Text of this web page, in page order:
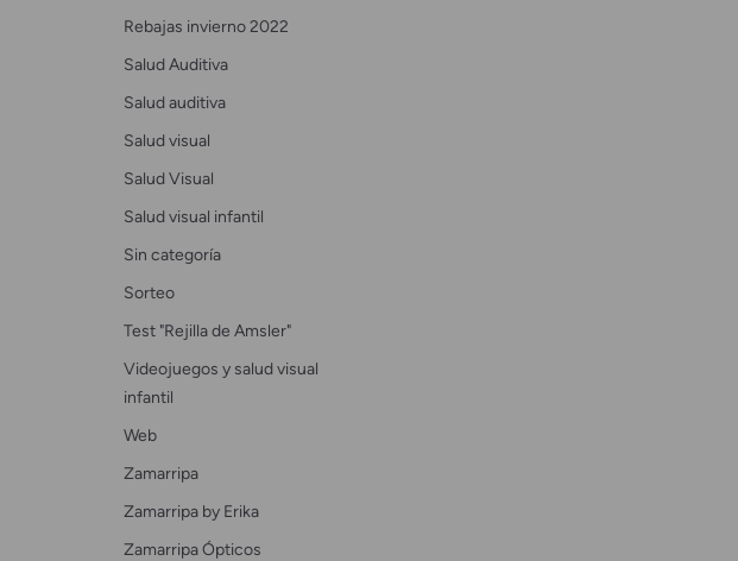
Rebajas invierno 2022
Salud Auditiva
Salud auditiva
Salud visual
Salud Visual
Salud visual infantil
Sin categoría
Sorteo
Test "Rejilla de Amsler"
Videojuegos y salud visual
infantil
Web
Zamarripa
Zamarripa by Erika
Zamarripa Ópticos